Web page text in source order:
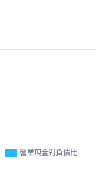
營業現金對負債比